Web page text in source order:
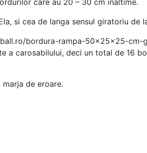
care au 20 – 30 cm inaltime.
si cea de langa sensul giratoriu de
bordura-rampa-50x25x25-cm-
a carosabilului, deci un total de 16
de eroare.